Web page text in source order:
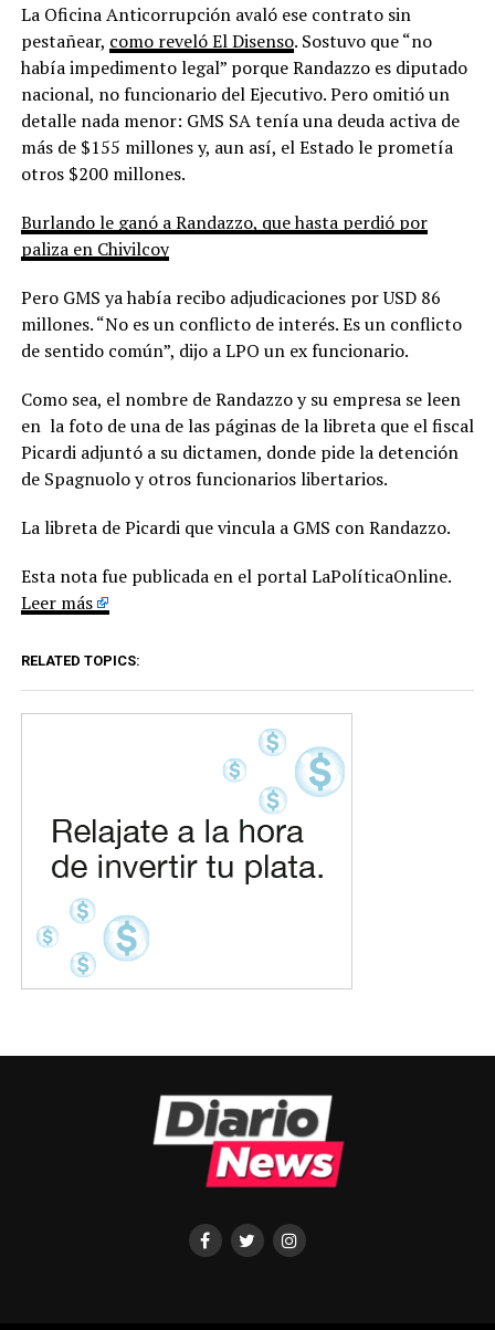
La Oficina Anticorrupción avaló ese contrato sin
pestañear, como reveló El Disenso. Sostuvo que “no
había impedimento legal” porque Randazzo es diputado
nacional, no funcionario del Ejecutivo. Pero omitió un
detalle nada menor: GMS SA tenía una deuda activa de
más de $155 millones y, aun así, el Estado le prometía
otros $200 millones.
Burlando le ganó a Randazzo, que hasta perdió por
paliza en Chivilcoy
Pero GMS ya había recibo adjudicaciones por USD 86
millones. “No es un conflicto de interés. Es un conflicto
de sentido común”, dijo a LPO un ex funcionario.
Como sea, el nombre de Randazzo y su empresa se leen
en la foto de una de las páginas de la libreta que el fiscal
Picardi adjuntó a su dictamen, donde pide la detención
de Spagnuolo y otros funcionarios libertarios.
La libreta de Picardi que vincula a GMS con Randazzo.
Esta nota fue publicada en el portal LaPolíticaOnline.
Leer más
RELATED TOPICS: